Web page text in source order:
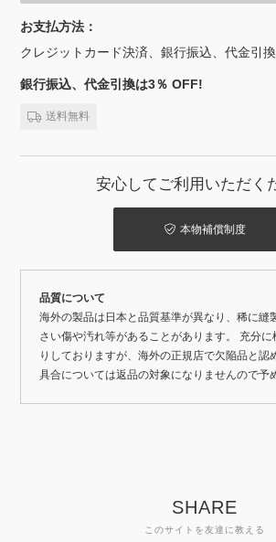
お支払方法：
クレジットカード決済、銀行振込、代金引換
銀行振込、代金引換は3％ OFF!
送料無料
安心してご利用いただく
本物補償制度
品質について
海外の製品は日本と品質基準が異なり、稀に縫
さい傷や汚れ等があることがあります。 充分に
りしておりますが、海外の正規店で欠陥品と認
具合については返品の対象になりませんので予
SHARE
このサイトを友達に教える